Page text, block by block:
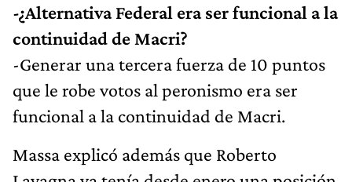
-¿Alternativa Federal era ser funcional a la
continuidad de Macri?
-Generar una tercera fuerza de 10 puntos
que le robe votos al peronismo era ser
funcional a la continuidad de Macri.
Massa explicó además que Roberto